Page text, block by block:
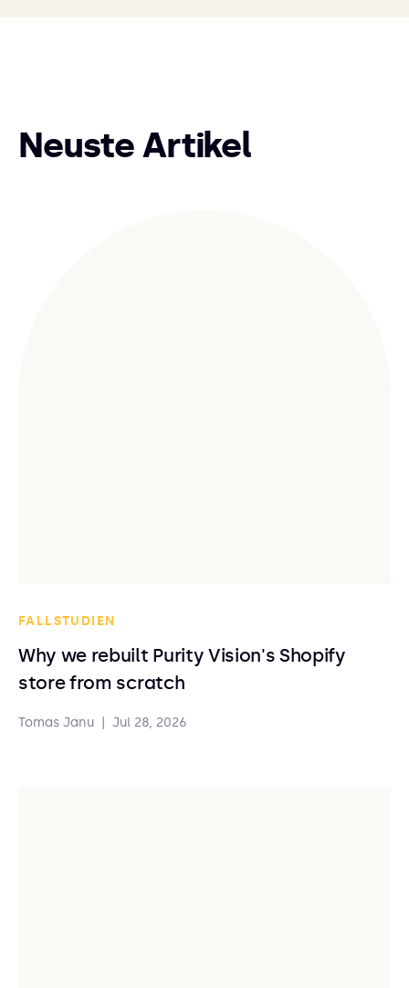
Neuste Artikel
FALLSTUDIEN
Why we rebuilt Purity Vision's Shopify
store from scratch
Tomas Janu Jul 28, 2026